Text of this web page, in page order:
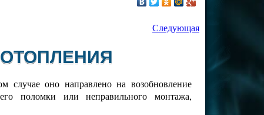
Следующая
случае оно направлено на возобновление
поломки или неправильного монтажа,